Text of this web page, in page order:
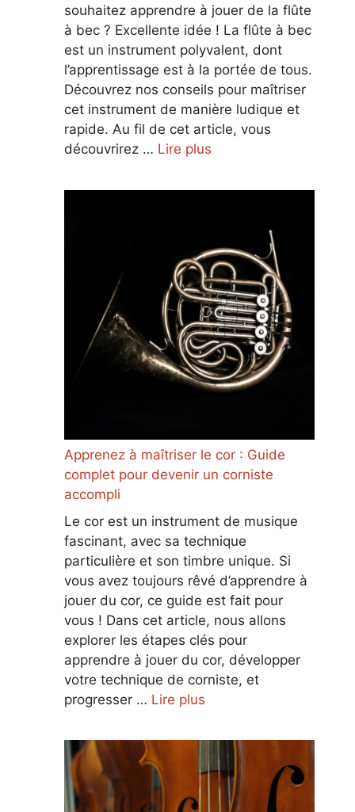
souhaitez apprendre à jouer de la flûte
à bec ? Excellente idée ! La flûte à bec
est un instrument polyvalent, dont
l’apprentissage est à la portée de tous.
Découvrez nos conseils pour maîtriser
cet instrument de manière ludique et
rapide. Au fil de cet article, vous
découvrirez … Lire plus
Apprenez à maîtriser le cor : Guide
complet pour devenir un corniste
accompli
Le cor est un instrument de musique
fascinant, avec sa technique
particulière et son timbre unique. Si
vous avez toujours rêvé d’apprendre à
jouer du cor, ce guide est fait pour
vous ! Dans cet article, nous allons
explorer les étapes clés pour
apprendre à jouer du cor, développer
votre technique de corniste, et
progresser … Lire plus